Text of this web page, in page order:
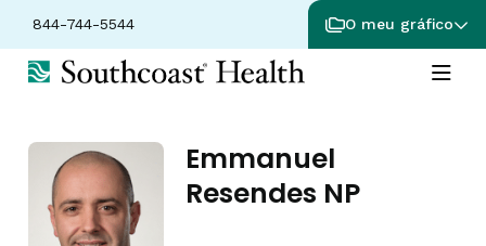
844-744-5544 O meu gráfico
Emmanuel
Resendes NP